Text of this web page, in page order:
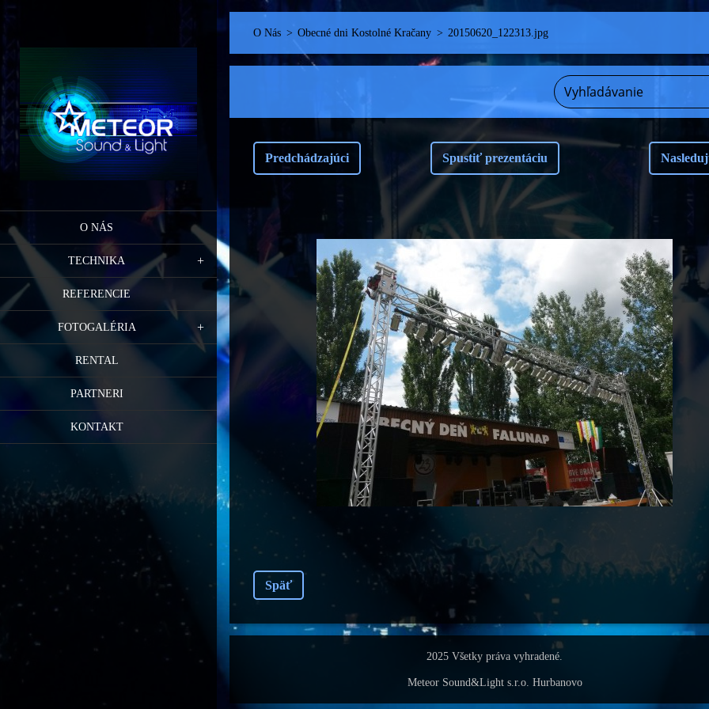
O NÁS
TECHNIKA
REFERENCIE
FOTOGALÉRIA
RENTAL
PARTNERI
KONTAKT
O Nás > Obecné dni Kostolné Kračany > 20150620_122313.jpg
Predchádzajúci Spustiť prezentáciu
Späť
2025 Všetky práva vyhradené.
Meteor Sound&Light s.r.o. Hurbanovo